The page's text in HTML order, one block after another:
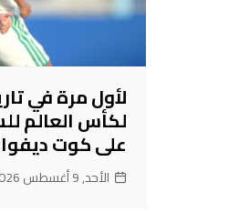
لأول مرة في
لكأس العالم
على كوت
الأحد, 9 أغسطس 2026, 4:54